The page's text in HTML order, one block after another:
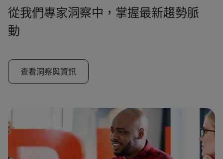
從我們專家洞察中，掌握最新趨勢脈
動
查看洞察與資訊